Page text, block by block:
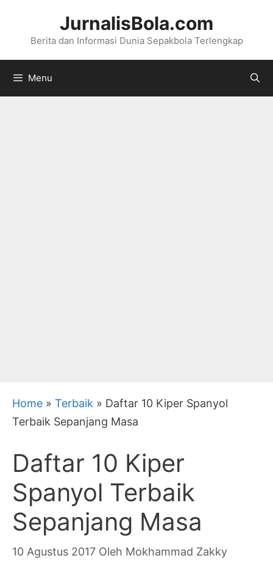
JurnalisBola.com
Berita dan Informasi Dunia Sepakbola Terlengkap
Menu
Home » Terbaik » Daftar 10 Kiper Spanyol
Terbaik Sepanjang Masa
Daftar 10 Kiper
Spanyol Terbaik
Sepanjang Masa
10 Agustus 2017 Oleh Mokhammad Zakky